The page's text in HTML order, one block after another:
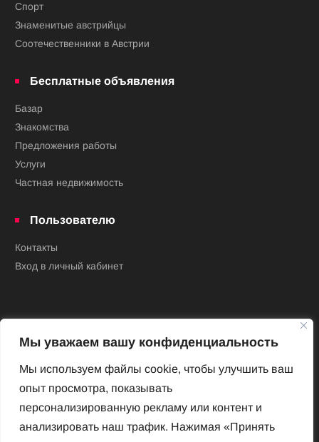
Мы уважаем вашу конфиденциальность
Мы используем файлы cookie, чтобы улучшить ваш
опыт просмотра, показывать
персонализированную рекламу или контент и
анализировать наш трафик. Нажимая «Принять
Спорт
Знаменитые австрийцы
Соотечественники в Австрии
Бесплатные объявления
Базар
Знакомства
Предложения работы
Услуги
Частная недвижимость
Пользователю
Контакты
Вход в личный кабинет
Новый Венский журнал
Архив номеров